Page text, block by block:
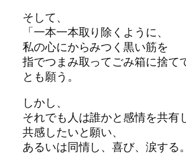
そして、
「一本一本取り除くように、
私の心にからみつく黒い筋を
指でつまみ取ってごみ箱に捨て
とも願う。
しかし、
それでも人は誰かと感情を共有
共感したいと願い、
あるいは同情し、喜び、涙する。